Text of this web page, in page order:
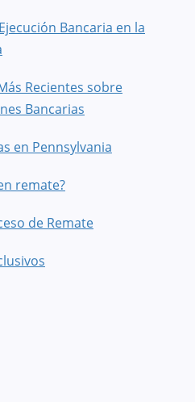
Bancaria en la
Recientes sobre
Bancarias
en Pennsylvania
remate?
de Remate